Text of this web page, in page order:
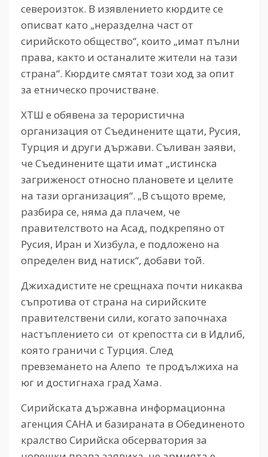
североизток. В изявлението кюрдите се
описват като „неразделна част от
сирийското общество“, които „имат пълни
права, както и останалите жители на тази
страна“. Кюрдите смятат този ход за опит
за етническо прочистване.
ХТШ е обявена за терористична
организация от Съединените щати, Русия,
Турция и други държави. Съливан заяви,
че Съединените щати имат „истинска
загриженост относно плановете и целите
на тази организация“. „В същото време,
разбира се, няма да плачем, че
правителството на Асад, подкрепяно от
Русия, Иран и Хизбула, е подложено на
определен вид натиск“, добави той.
Джихадистите не срещнаха почти никаква
съпротива от страна на сирийските
правителствени сили, когато започнаха
настъплението си от крепостта си в Идлиб,
която граничи с Турция. След
превземането на Алепо те продължиха на
юг и достигнаха град Хама.
Сирийската държавна информационна
агенция САНА и базираната в Обединеното
кралство Сирийска обсерватория за